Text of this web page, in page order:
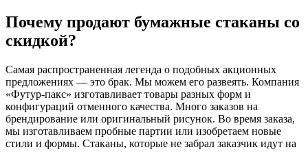
Почему продают бумажные стаканы со
скидкой?
Самая распространенная легенда о подобных акционных
предложениях — это брак. Мы можем его развеять. Компания
«Футур-пакс» изготавливает товары разных форм и
конфигураций отменного качества. Много заказов на
брендирование или оригинальный рисунок. Во время заказа,
мы изготавливаем пробные партии или изобретаем новые
стили и формы. Стаканы, которые не забрал заказчик идут на